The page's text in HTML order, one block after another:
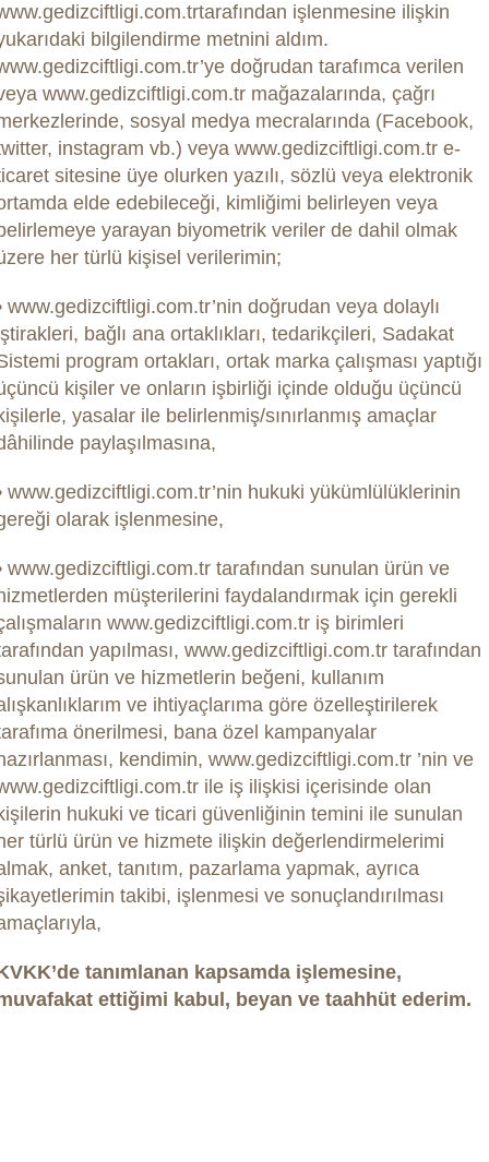
işlenmesine ilişkin
bilgilendirme metnini aldım.
doğrudan tarafımca verilen
www.gedizciftligi.com.tr mağazalarında, çağrı
sosyal medya mecralarında (Facebook,
instagram vb.) veya www.gedizciftligi.com.tr e-
sitesine üye olurken yazılı, sözlü veya elektronik
elde edebileceği, kimliğimi belirleyen veya
yarayan biyometrik veriler de dahil olmak
her türlü kişisel verilerimin;
www.gedizciftligi.com.tr’nin doğrudan veya dolaylı
bağlı ana ortaklıkları, tedarikçileri, Sadakat
program ortakları, ortak marka çalışması yaptığı
kişiler ve onların işbirliği içinde olduğu üçüncü
yasalar ile belirlenmiş/sınırlanmış amaçlar
paylaşılmasına,
www.gedizciftligi.com.tr’nin hukuki yükümlülüklerinin
olarak işlenmesine,
www.gedizciftligi.com.tr tarafından sunulan ürün ve
müşterilerini faydalandırmak için gerekli
www.gedizciftligi.com.tr iş birimleri
yapılması, www.gedizciftligi.com.tr tarafından
ürün ve hizmetlerin beğeni, kullanım
ve ihtiyaçlarıma göre özelleştirilerek
önerilmesi, bana özel kampanyalar
kendimin, www.gedizciftligi.com.tr ’nin ve
ile iş ilişkisi içerisinde olan
hukuki ve ticari güvenliğinin temini ile sunulan
türlü ürün ve hizmete ilişkin değerlendirmelerimi
anket, tanıtım, pazarlama yapmak, ayrıca
takibi, işlenmesi ve sonuçlandırılması
tanımlanan kapsamda işlemesine,
ettiğimi kabul, beyan ve taahhüt ederim.